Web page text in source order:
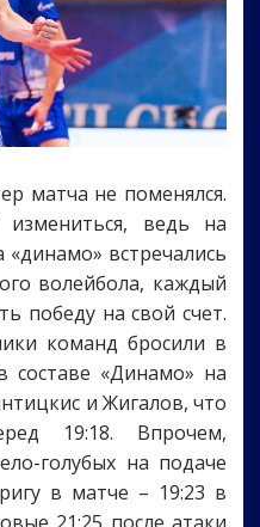
матча не поменялся.
ведь на
встречались
волейбола, каждый
победу на свой счет.
команд бросили в
составе «Динамо» на
и Жигалов, что
19:18. Впрочем,
голубых на подаче
в матче – 19:23 в